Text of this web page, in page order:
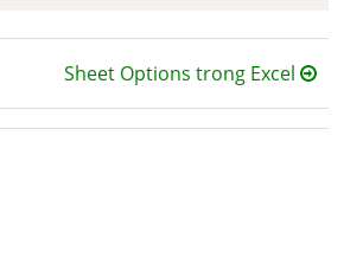
Sheet Options trong Excel